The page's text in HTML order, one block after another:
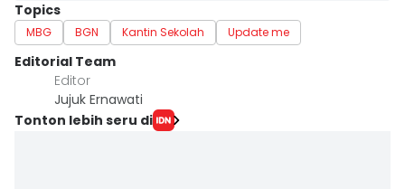
Topics
MBG BGN Kantin Sekolah Update me
Editorial Team
Editor
Jujuk Ernawati
Tonton lebih seru di